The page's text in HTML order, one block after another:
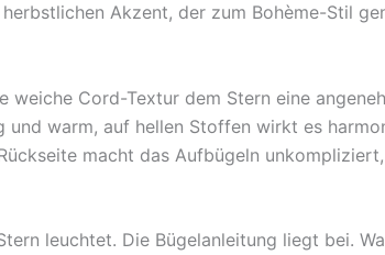
Akzent, der zum Bohème-Stil
Cord-Textur dem Stern eine
warm, auf hellen Stoffen wirkt es
macht das Aufbügeln
leuchtet. Die Bügelanleitung liegt bei.